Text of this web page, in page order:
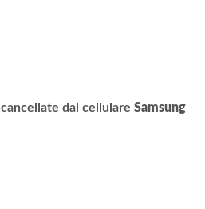
cancellate dal cellulare Samsung